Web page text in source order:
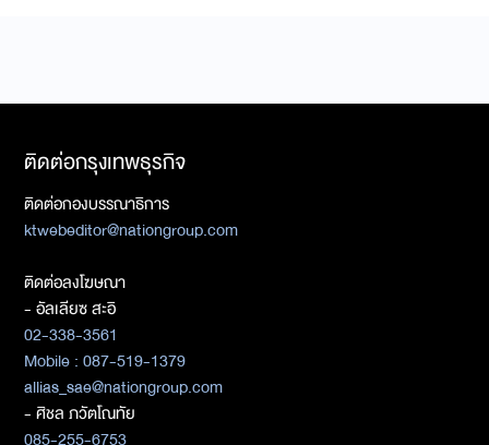
ติดต่อกรุงเทพธุรกิจ
ติดต่อกองบรรณาธิการ
ktwebeditor@nationgroup.com
ติดต่อลงโฆษณา
- อัลเลียซ สะอิ
02-338-3561
Mobile : 087-519-1379
allias_sae@nationgroup.com
- ศิชล ภวัตโณทัย